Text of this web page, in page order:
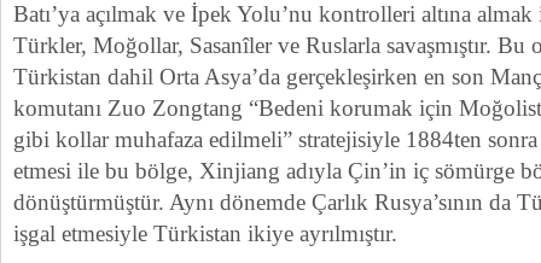
Batı’ya açılmak ve İpek Yolu’nu kontrolleri altına
Türkler, Moğollar, Sasanîler ve Ruslarla savaşmıştır. Bu
Türkistan dahil Orta Asya’da gerçekleşirken en son
komutanı Zuo Zongtang “Bedeni korumak için
gibi kollar muhafaza edilmeli” stratejisiyle 1884ten
etmesi ile bu bölge, Xinjiang adıyla Çin’in iç sömürge
dönüştürmüştür. Aynı dönemde Çarlık Rusya’sının da
işgal etmesiyle Türkistan ikiye ayrılmıştır.